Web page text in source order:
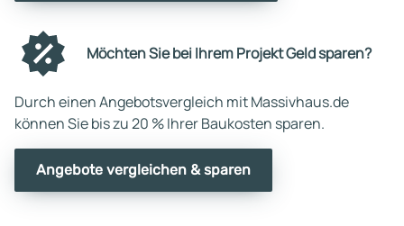
Möchten Sie bei Ihrem Projekt Geld sparen?
Durch einen Angebotsvergleich mit Massivhaus.de
können Sie bis zu 20 % Ihrer Baukosten sparen.
Angebote vergleichen & sparen